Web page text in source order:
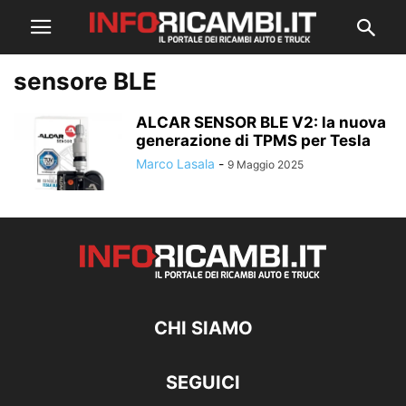
sensore BLE
ALCAR SENSOR BLE V2: la nuova
generazione di TPMS per Tesla
Marco Lasala - 9 Maggio 2025
CHI SIAMO
SEGUICI